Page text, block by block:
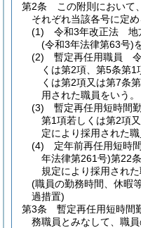
第2条
この附則において
それぞれ当該各号に定め
(1)
令和3年改正法 地
(令和3年法律第63号)
(2)
暫定再任用職員
くは第2項、第5条第
くは第2項又は第7条
用された職員をいう。
(3)
暫定再任用短時間
第1項若しくは第2項
定により採用された職
(4)
定年前再任用短時
年法律第261号)第22
規定により採用された
(職員の勤務時間、休暇
過措置)
第3条
暫定再任用短時間
務職員とみなして、職